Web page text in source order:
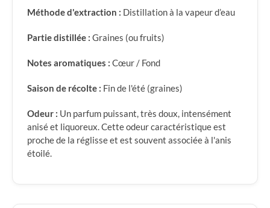
Méthode d'extraction : Distillation à la vapeur d’eau
Partie distillée : Graines (ou fruits)
Notes aromatiques : Cœur / Fond
Saison de récolte : Fin de l'été (graines)
Odeur : Un parfum puissant, très doux, intensément
anisé et liquoreux. Cette odeur caractéristique est
proche de la réglisse et est souvent associée à l'anis
étoilé.